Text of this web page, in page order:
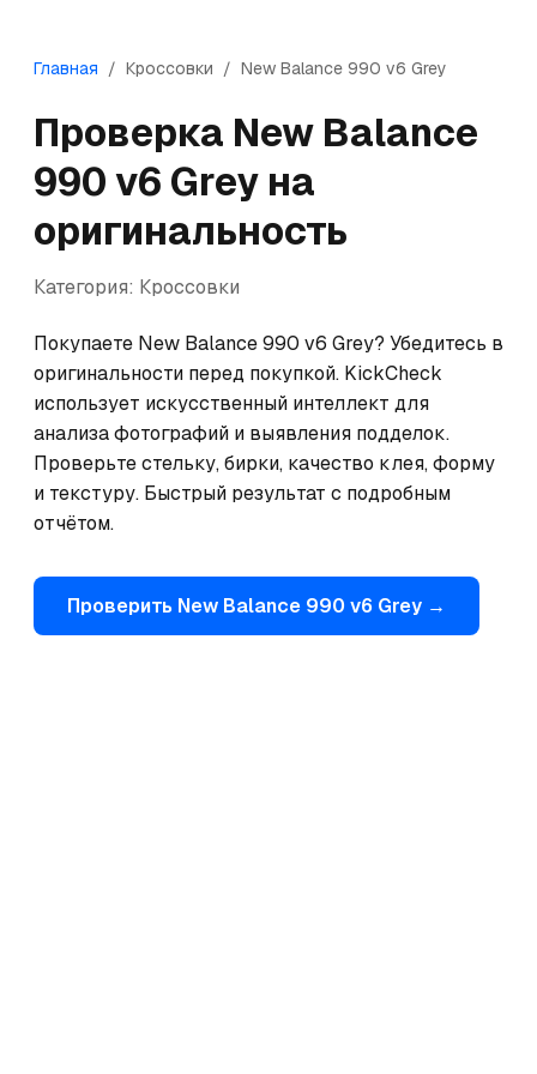
Главная / Кроссовки / New Balance 990 v6 Grey
Проверка New Balance
990 v6 Grey на
оригинальность
Категория: Кроссовки
Покупаете New Balance 990 v6 Grey? Убедитесь в
оригинальности перед покупкой. KickCheck
использует искусственный интеллект для
анализа фотографий и выявления подделок.
Проверьте стельку, бирки, качество клея, форму
и текстуру. Быстрый результат с подробным
отчётом.
Проверить New Balance 990 v6 Grey →